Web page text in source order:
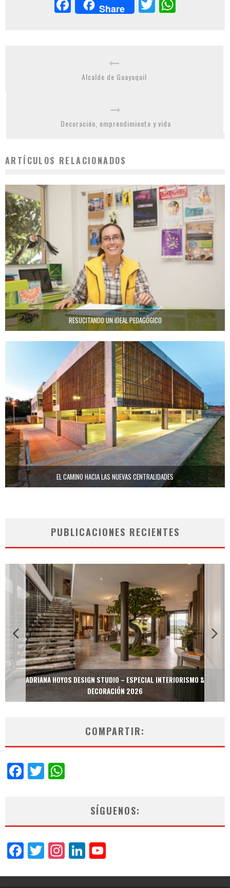
Share
Alcalde de Guayaquil
Decoración, emprendimiento y vida
ARTÍCULOS RELACIONADOS
RESUCITANDO UN IDEAL PEDAGÓGICO
EL CAMINO HACIA LAS NUEVAS CENTRALIDADES
PUBLICACIONES RECIENTES
MULTIOFICINAS / AMOBLARE / TREZE – ESPECIAL INTERIORISMO &
DECORACIÓN 2026
COMPARTIR:
Facebook
Twitter
SÍGUENOS:
Facebook
Twitter
Instagram
LinkedIn